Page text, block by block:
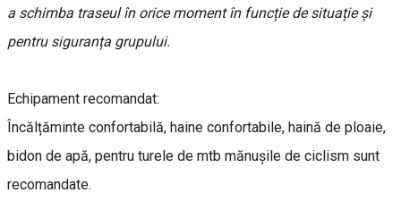
a schimba traseul în orice moment în funcție de situație și
pentru siguranța grupului.
Echipament recomandat:
Încălțăminte confortabilă, haine confortabile, haină de ploaie,
bidon de apă, pentru turele de mtb mănușile de ciclism sunt
recomandate.